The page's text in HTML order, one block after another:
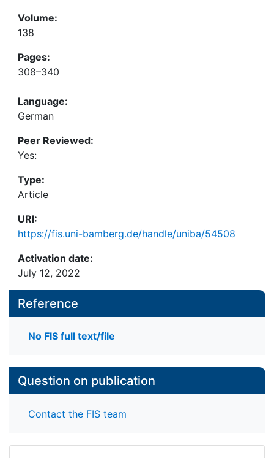
Volume:
138
Pages:
308–340
Language:
German
Peer Reviewed:
Yes:
Type:
Article
URI:
https://fis.uni-bamberg.de/handle/uniba/54508
Activation date:
July 12, 2022
Reference
No FIS full text/file
Question on publication
Contact the FIS team